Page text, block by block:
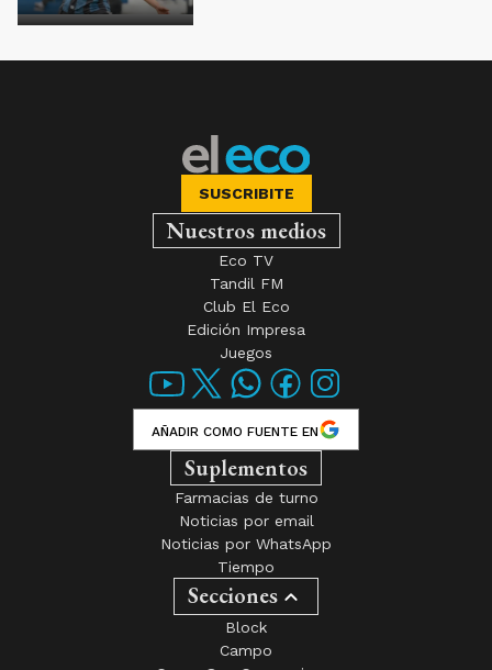
SUSCRIBITE
Nuestros medios
Eco TV
Tandil FM
Club El Eco
Edición Impresa
Juegos
AÑADIR COMO FUENTE EN
Suplementos
Farmacias de turno
Noticias por email
Noticias por WhatsApp
Tiempo
Secciones
Block
Campo